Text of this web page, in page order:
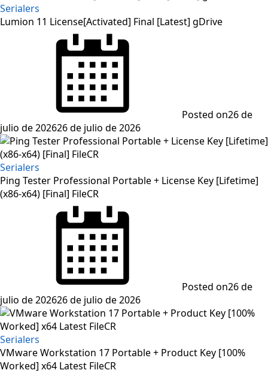
Serialers
Lumion 11 License[Activated] Final [Latest] gDrive
Posted on26 de
julio de 202626 de julio de 2026
Serialers
Ping Tester Professional Portable + License Key [Lifetime]
(x86-x64) [Final] FileCR
Posted on26 de
julio de 202626 de julio de 2026
Serialers
VMware Workstation 17 Portable + Product Key [100%
Worked] x64 Latest FileCR